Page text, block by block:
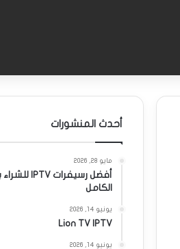
أحدث المنشورات
مايو 28, 2026
الكامل
يونيو 14, 2026
Lion TV IPTV
يونيو 14, 2026